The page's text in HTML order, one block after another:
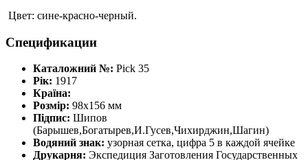
Цвет: сине-красно-черный.
Спецификации
Каталожний №: Pick 35
Рік: 1917
Країна:
Розмір: 98х156 мм
Підпис: Шипов
(Барышев,Богатырев,И.Гусев,Чихирджин,Шагин)
Водяний знак: узорная сетка, цифра 5 в каждой ячейке
Друкарня: Экспедиция Заготовления Государственных